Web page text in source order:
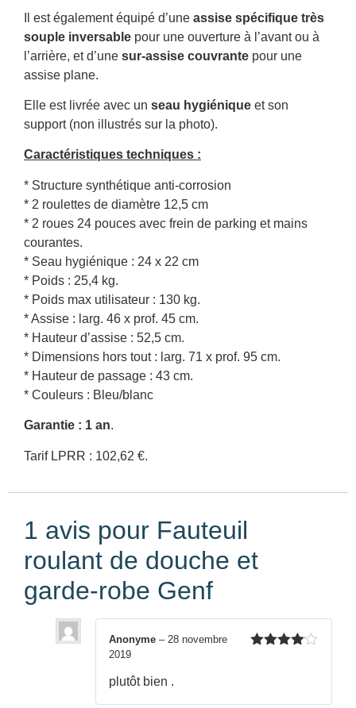
Il est également équipé d’une assise spécifique très
souple inversable pour une ouverture à l’avant ou à
l’arrière, et d’une sur-assise couvrante pour une
assise plane.
Elle est livrée avec un seau hygiénique et son
support (non illustrés sur la photo).
Caractéristiques techniques :
* Structure synthétique anti-corrosion
* 2 roulettes de diamètre 12,5 cm
* 2 roues 24 pouces avec frein de parking et mains
courantes.
* Seau hygiénique : 24 x 22 cm
* Poids : 25,4 kg.
* Poids max utilisateur : 130 kg.
* Assise : larg. 46 x prof. 45 cm.
* Hauteur d’assise : 52,5 cm.
* Dimensions hors tout : larg. 71 x prof. 95 cm.
* Hauteur de passage : 43 cm.
* Couleurs : Bleu/blanc
Garantie : 1 an.
Tarif LPRR : 102,62 €.
1 avis pour Fauteuil
roulant de douche et
garde-robe Genf
Anonyme – 28 novembre
2019
plutôt bien .